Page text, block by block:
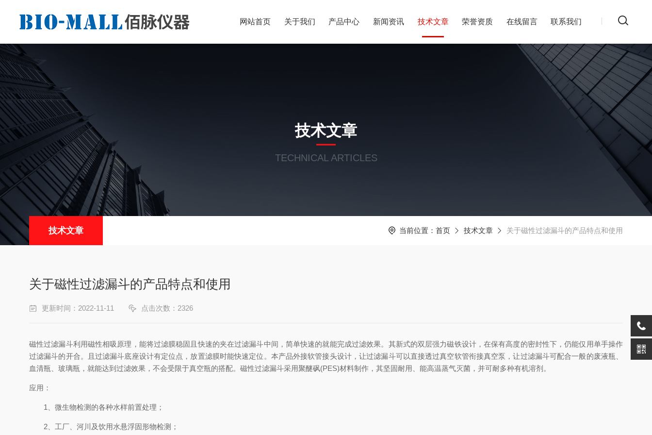
网站首页 关于我们 产品中心 新闻资讯 技术文章 荣誉资质 在线留言 联系我们
技术文章
TECHNICAL ARTICLES
技术文章 当前位置： 首页 技术文章 关于磁性过滤漏斗的产品特点和使用
关于磁性过滤漏斗的产品特点和使用
更新时间：2022-11-11 点击次数：2326
磁性过滤漏斗利用磁性相吸原理，能将过滤膜稳固且快速的夹在过滤漏斗中间，简单快速的就能完成过滤效果。其新式的双层强力磁铁设计，在保有高度的密封性下，仍能仅用单手操作
过滤漏斗的开合。且过滤漏斗底座设计有定位点，放置滤膜时能快速定位。本产品外接软管接头设计，让过滤漏斗可以直接透过真空软管衔接真空泵，让过滤漏斗可配合一般的废液瓶、
血清瓶、玻璃瓶，就能达到过滤效果，不会受限于真空瓶的搭配。磁性过滤漏斗采用聚醚砜(PES)材料制作，其坚固耐用、能高温蒸气灭菌，并可耐多种有机溶剂。
应用：
1、微生物检测的各种水样前置处理；
2、工厂、河川及饮用水悬浮固形物检测；